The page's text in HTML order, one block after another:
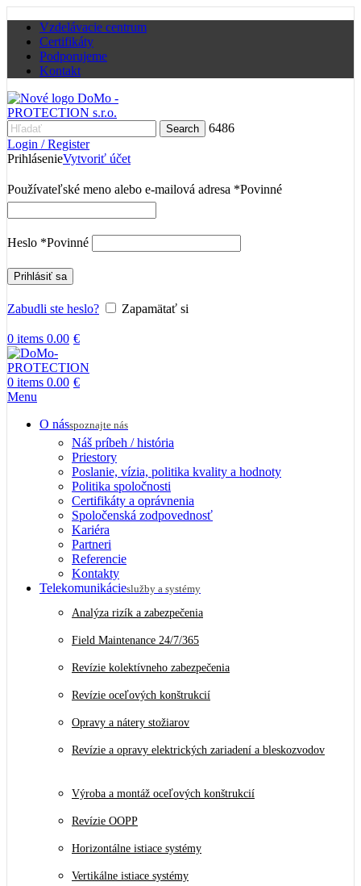
Vzdelávacie centrum
Certifikáty
Podporujeme
Kontakt
Search
6486
Login / Register
PrihlásenieVytvoriť účet
Používateľské meno alebo e-mailová adresa *Povinné
Heslo *Povinné
Prihlásiť sa
Zabudli ste heslo? Zapamätať si
0 items 0.00 €
0 items 0.00 €
Menu
O násspoznajte nás
Náš príbeh / história
Priestory
Poslanie, vízia, politika kvality a hodnoty
Politika spoločnosti
Certifikáty a oprávnenia
Spoločenská zodpovednosť
Kariéra
Partneri
Referencie
Kontakty
Telekomunikácieslužby a systémy
Analýza rizík a zabezpečenia
Field Maintenance 24/7/365
Revízie kolektívneho zabezpečenia
Revízie oceľových konštrukcií
Opravy a nátery stožiarov
Revízie a opravy elektrických zariadení a bleskozvodov
Výroba a montáž oceľových konštrukcií
Revízie OOPP
Horizontálne istiace systémy
Vertikálne istiace systémy